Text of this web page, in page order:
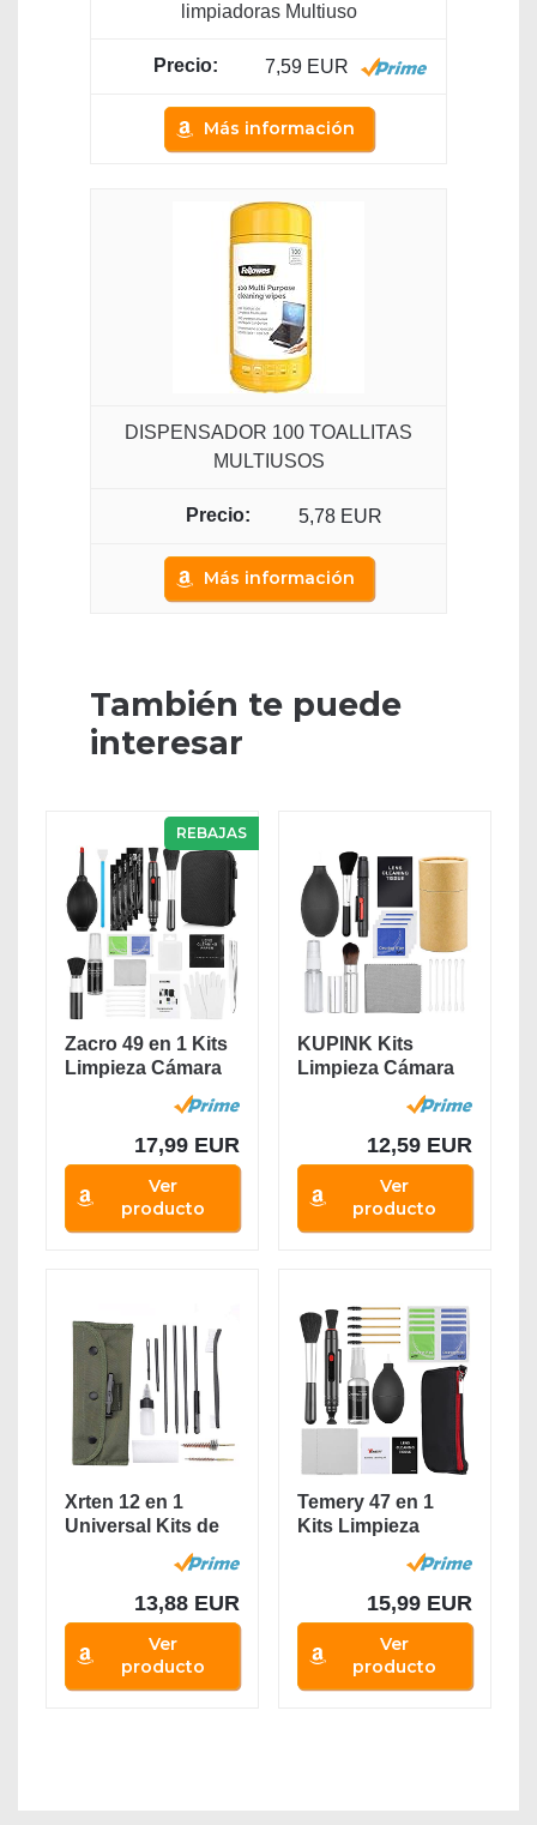
limpiadoras Multiuso
7,59 EUR
Más información
DISPENSADOR 100 TOALLITAS
MULTIUSOS
5,78 EUR
Más información
También te puede
interesar
REBAJAS
Zacro 49 en 1 Kits
Limpieza Cámara
17,99 EUR
Ver
producto
KUPINK Kits
Limpieza Cámara
Reflex Limpieza de
12,59 EUR
Ver
producto
Xrten 12 en 1
Universal Kits de
Limpieza portátil...
13,88 EUR
Ver
producto
Temery 47 en 1
Kits Limpieza
Cámara Reflex...
15,99 EUR
Ver
producto